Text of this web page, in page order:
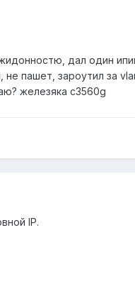
дал один
не пашет, зароутил за
железяка c3560g
IP.